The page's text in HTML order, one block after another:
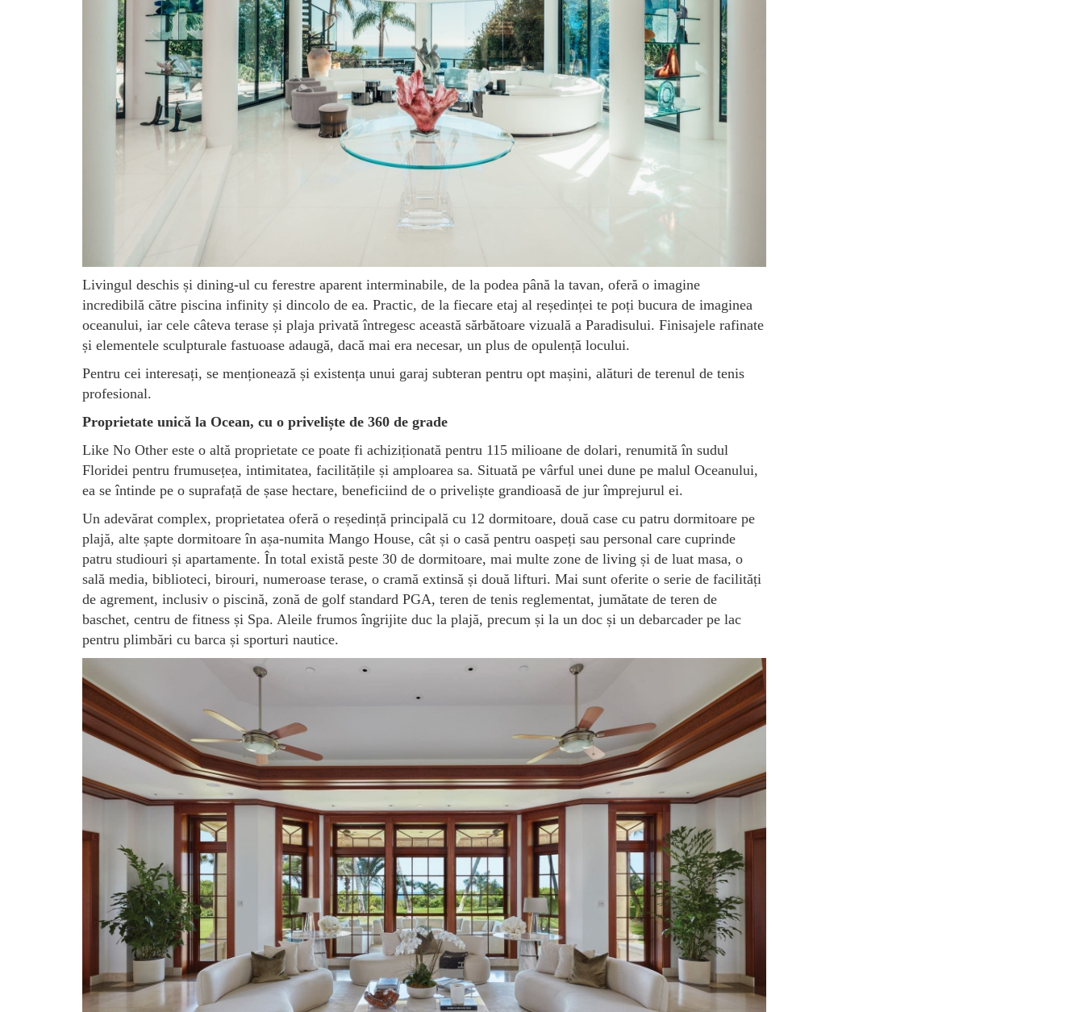
Livingul deschis și dining-ul cu ferestre aparent interminabile, de la podea până la tavan, oferă o imagine
incredibilă către piscina infinity și dincolo de ea. Practic, de la fiecare etaj al reședinței te poți bucura de imaginea
oceanului, iar cele câteva terase și plaja privată întregesc această sărbătoare vizuală a Paradisului. Finisajele rafinate
și elementele sculpturale fastuoase adaugă, dacă mai era necesar, un plus de opulență locului.
Pentru cei interesați, se menționează și existența unui garaj subteran pentru opt mașini, alături de terenul de tenis
profesional.
Proprietate unică la Ocean, cu o priveliște de 360 de grade
Like No Other este o altă proprietate ce poate fi achiziționată pentru 115 milioane de dolari, renumită în sudul
Floridei pentru frumusețea, intimitatea, facilitățile și amploarea sa. Situată pe vârful unei dune pe malul Oceanului,
ea se întinde pe o suprafață de șase hectare, beneficiind de o priveliște grandioasă de jur împrejurul ei.
Un adevărat complex, proprietatea oferă o reședință principală cu 12 dormitoare, două case cu patru dormitoare pe
plajă, alte șapte dormitoare în așa-numita Mango House, cât și o casă pentru oaspeți sau personal care cuprinde
patru studiouri și apartamente. În total există peste 30 de dormitoare, mai multe zone de living și de luat masa, o
sală media, biblioteci, birouri, numeroase terase, o cramă extinsă și două lifturi. Mai sunt oferite o serie de facilități
de agrement, inclusiv o piscină, zonă de golf standard PGA, teren de tenis reglementat, jumătate de teren de
baschet, centru de fitness și Spa. Aleile frumos îngrijite duc la plajă, precum și la un doc și un debarcader pe lac
pentru plimbări cu barca și sporturi nautice.